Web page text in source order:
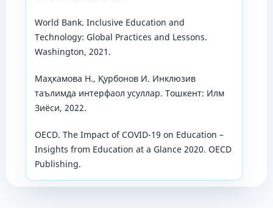
World Bank. Inclusive Education and
Technology: Global Practices and Lessons.
Washington, 2021.
Маҳкамова Н., Қурбонов И. Инклюзив
таълимда интерфаол усуллар. Тошкент: Илм
Зиёси, 2022.
OECD. The Impact of COVID-19 on Education –
Insights from Education at a Glance 2020. OECD
Publishing.